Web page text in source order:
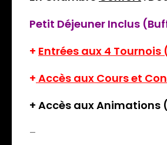
Petit Déjeuner Inclus
+ Entrées aux 4
+ Accès aux Cours et
+ Accès aux Animations
–